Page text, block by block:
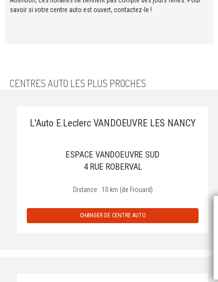
savoir si votre centre auto est ouvert, contactez-le !
CENTRES AUTO LES PLUS PROCHES
L'Auto E.Leclerc VANDOEUVRE LES NANCY
ESPACE VANDOEUVRE SUD
4 RUE ROBERVAL
Distance : 10 km (de Frouard)
CHANGER DE CENTRE AUTO